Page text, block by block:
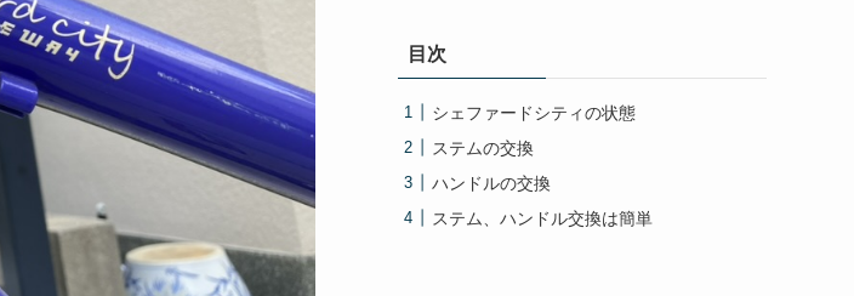
目次
シェファードシティの状態
ステムの交換
ハンドルの交換
ステム、ハンドル交換は簡単